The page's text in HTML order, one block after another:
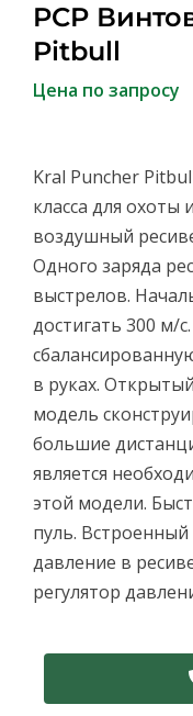
PCP
Pitbull
Цена по запросу
Kral Puncher
класса для
воздушный
Одного заряда
выстрелов.
достигать 300 м/
в руках.
модель
большие
является
этой модели.
пуль.
давление в
регулятор